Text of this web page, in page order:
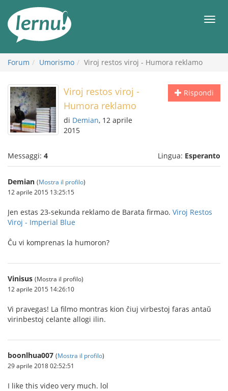
all’indice
Forum Umorismo Viroj restos viroj - Humora reklamo
Rispondi
Viroj restos viroj -
Humora reklamo
di Demian, 12 aprile
2015
Messaggi: 4 Lingua: Esperanto
Demian (Mostra il profilo)
12 aprile 2015 13:25:15
Jen estas 23-sekunda reklamo de Barata firmao. Viroj Restos
Viroj - Imperial Blue
Ĉu vi komprenas la humoron?
Vinisus (Mostra il profilo)
12 aprile 2015 14:26:10
Vi pravegas! La filmo montras kion ĉiuj virbestoj faras antaŭ
virinbestoj celante allogi ilin.
boonlhua007 (Mostra il profilo)
29 aprile 2018 02:52:51
I like this video very much. lol